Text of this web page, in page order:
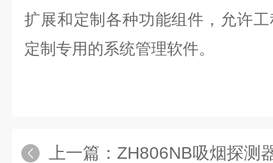
扩展和定制各种功能组件，允许
定制专用的系统管理软件。
上一篇： ZH806NB吸烟探测